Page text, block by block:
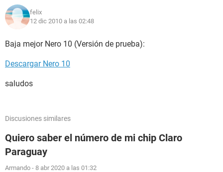
felix
12 dic 2010 a las 02:48
Baja mejor Nero 10 (Versión de prueba):
Descargar Nero 10
saludos
Discusiones similares
Quiero saber el número de mi chip Claro
Paraguay
Armando - 8 abr 2020 a las 01:32